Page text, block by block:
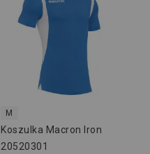
M
Koszulka Macron Iron
20520301